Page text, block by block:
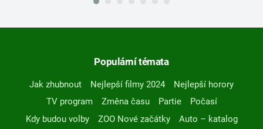
Populární témata
Jak zhubnout Nejlepší filmy 2024
Nejlepší horory
TV program
Změna času Partie
Počasí
Kdy budou volby
ZOO Nové začátky
Auto – katalog